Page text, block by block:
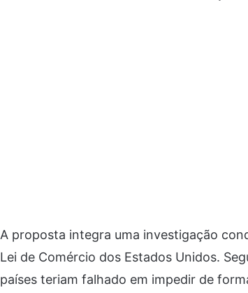
A proposta integra uma investigação
Lei de Comércio dos Estados Unidos.
países teriam falhado em impedir de